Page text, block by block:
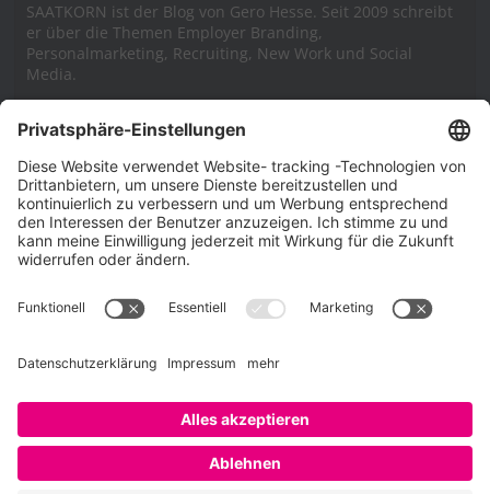
SAATKORN ist der Blog von Gero Hesse. Seit 2009 schreibt
er über die Themen Employer Branding,
Personalmarketing, Recruiting, New Work und Social
Media.
Impressum
Impressum
Cookie-Richtlinie (EU)